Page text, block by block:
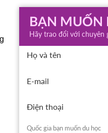
BẠN MUỐN
Hãy trao đổi với chuyên
Họ và tên
E-mail
Điện thoại
Quốc gia bạn muốn du học